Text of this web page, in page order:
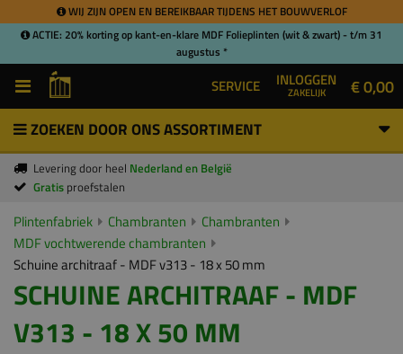
WIJ ZIJN OPEN EN BEREIKBAAR TIJDENS HET BOUWVERLOF
ACTIE: 20% korting op kant-en-klare MDF Folieplinten (wit & zwart) - t/m 31
augustus *
SERVICE INLOGGEN
ZAKELIJK € 0,00
ZOEKEN DOOR ONS ASSORTIMENT
Levering door heel Nederland en België
Gratis proefstalen
Plintenfabriek Chambranten
Chambranten
MDF vochtwerende chambranten
Schuine architraaf - MDF v313 - 18 x 50 mm
SCHUINE ARCHITRAAF - MDF
V313 - 18 X 50 MM